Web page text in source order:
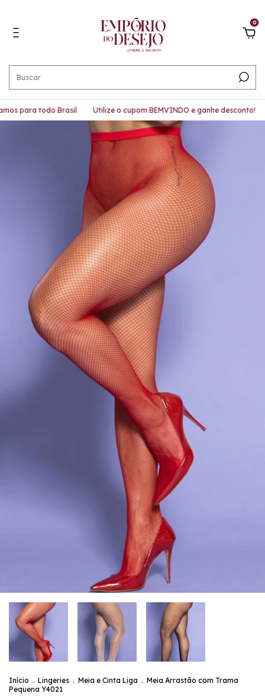
0
para todo Brasil Utilize o cupom BEMVINDO e ganhe desconto!
Início . Lingeries . Meia e Cinta Liga . Meia Arrastão com Trama
Pequena Y4021